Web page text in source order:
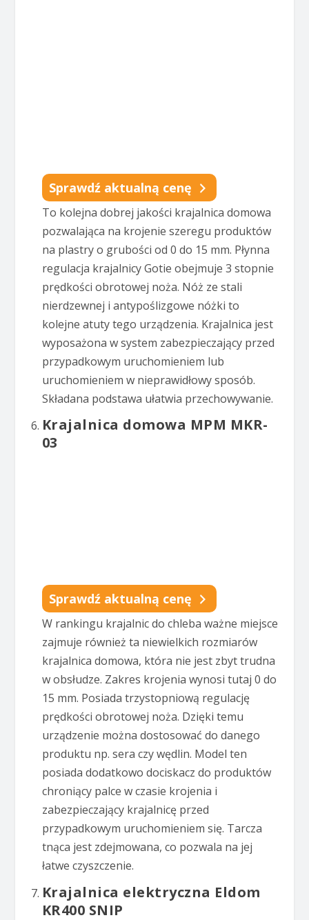
Sprawdź aktualną cenę
To kolejna dobrej jakości krajalnica domowa
pozwalająca na krojenie szeregu produktów
na plastry o grubości od 0 do 15 mm. Płynna
regulacja krajalnicy Gotie obejmuje 3 stopnie
prędkości obrotowej noża. Nóż ze stali
nierdzewnej i antypoślizgowe nóżki to
kolejne atuty tego urządzenia. Krajalnica jest
wyposażona w system zabezpieczający przed
przypadkowym uruchomieniem lub
uruchomieniem w nieprawidłowy sposób.
Składana podstawa ułatwia przechowywanie.
Krajalnica domowa MPM MKR-
03
Sprawdź aktualną cenę
W rankingu krajalnic do chleba ważne miejsce
zajmuje również ta niewielkich rozmiarów
krajalnica domowa, która nie jest zbyt trudna
w obsłudze. Zakres krojenia wynosi tutaj 0 do
15 mm. Posiada trzystopniową regulację
prędkości obrotowej noża. Dzięki temu
urządzenie można dostosować do danego
produktu np. sera czy wędlin. Model ten
posiada dodatkowo dociskacz do produktów
chroniący palce w czasie krojenia i
zabezpieczający krajalnicę przed
przypadkowym uruchomieniem się. Tarcza
tnąca jest zdejmowana, co pozwala na jej
łatwe czyszczenie.
Krajalnica elektryczna Eldom
KR400 SNIP